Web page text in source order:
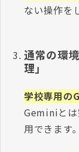
ない操作を
通常の環
理」
学校専用の
Geminiとは
用できます。